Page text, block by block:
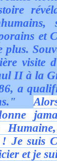
et
plus.
visite
II à la
a
Je suis
et je